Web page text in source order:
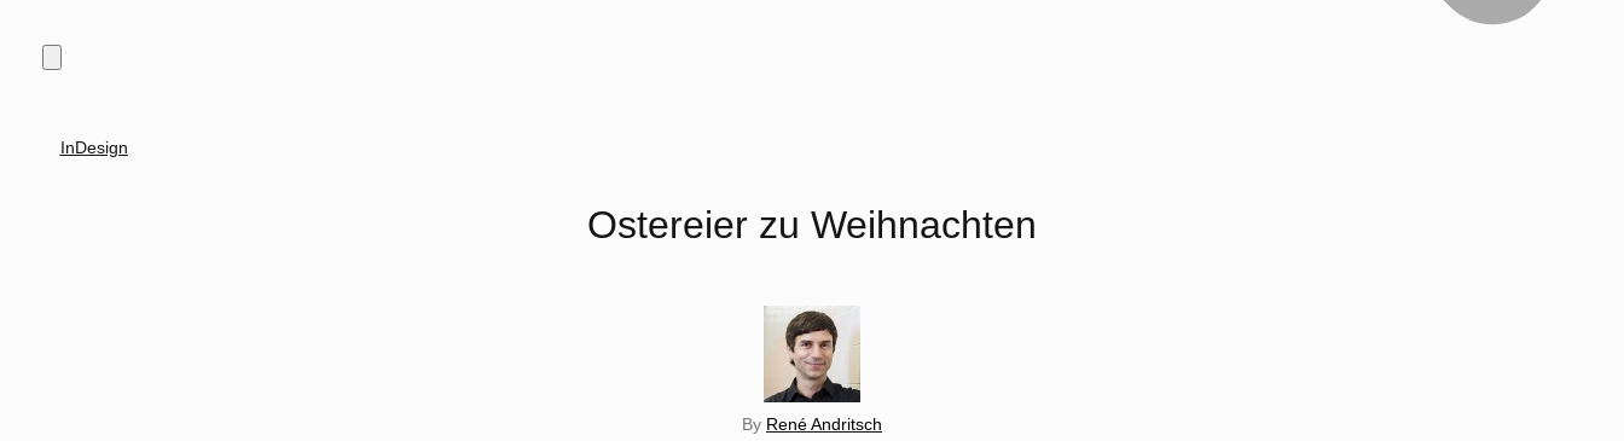
InDesign
Ostereier zu Weihnachten
By René Andritsch